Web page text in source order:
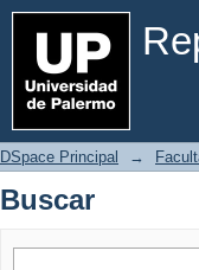
Buscar
DSpace Principal →
Buscar